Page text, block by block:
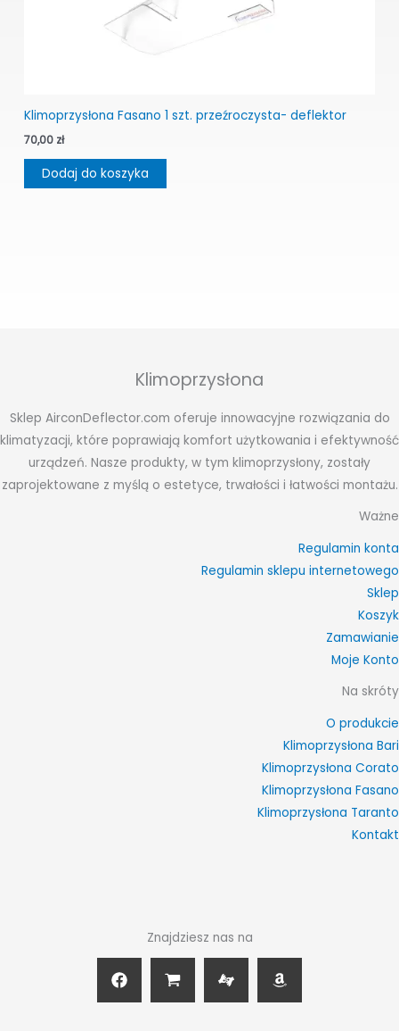
Klimoprzysłona Fasano 1 szt. przeźroczysta- deflektor
70,00 zł
Dodaj do koszyka
Klimoprzysłona
Sklep AirconDeflector.com oferuje innowacyjne rozwiązania do
klimatyzacji, które poprawiają komfort użytkowania i efektywność
urządzeń. Nasze produkty, w tym klimoprzysłony, zostały
zaprojektowane z myślą o estetyce, trwałości i łatwości montażu.
Ważne
Regulamin konta
Regulamin sklepu internetowego
Sklep
Koszyk
Zamawianie
Moje Konto
Na skróty
O produkcie
Klimoprzysłona Bari
Klimoprzysłona Corato
Klimoprzysłona Fasano
Klimoprzysłona Taranto
Kontakt
Znajdziesz nas na